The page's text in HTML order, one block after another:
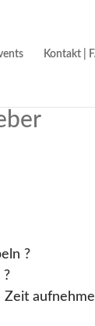
Kontakt |
?
?